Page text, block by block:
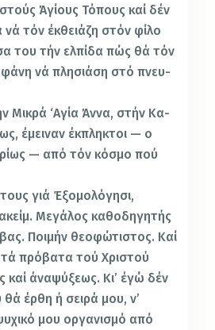
Ά­γίους Τόπους καί δέν
νά τόν έκθειάζη στόν φίλο
του τήν ελπίδα πώς θά τόν
νά πλησιάση στό πνευ­
Μικρά ‘Αγία Άννα, στήν Κα­
έμειναν έκπληκτοι — ο
— από τόν κόσμο πού
γιά Έξομολόγησι,
Μεγάλος καθοδηγητής
Ποιμήν θεοφώτιστος. Καί
πρόβατα τού Χριστού
άναψύξεως. Κι’ έγώ δέν
έρθη ή σειρά μου, ν’
μου οργανισμό από